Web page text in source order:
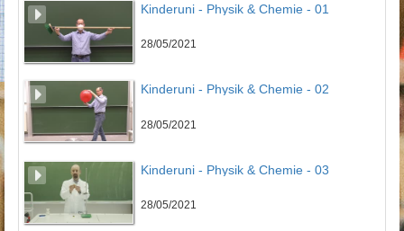
Kinderuni - Physik & Chemie - 01
28/05/2021
Kinderuni - Physik & Chemie - 02
28/05/2021
Kinderuni - Physik & Chemie - 03
28/05/2021